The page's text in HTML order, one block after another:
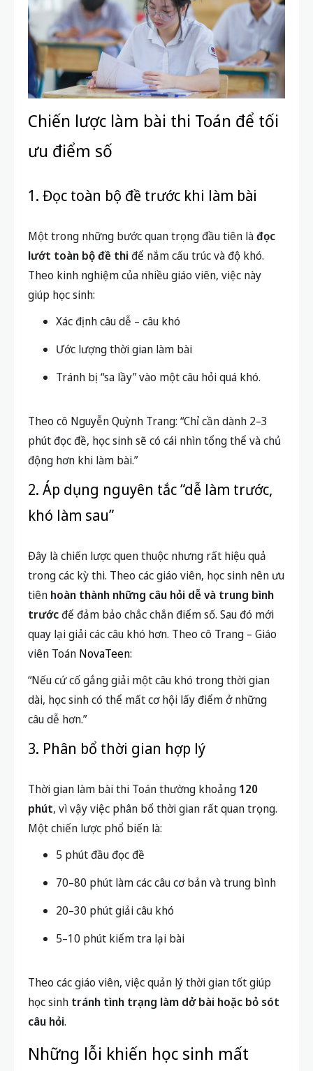
Chiến lược làm bài thi Toán để tối
ưu điểm số
1. Đọc toàn bộ đề trước khi làm bài
Một trong những bước quan trọng đầu tiên làđọc
lướt toàn bộ đề thiđể nắm cấu trúc và độ khó.
Theo kinh nghiệm của nhiều giáo viên, việc này
giúp học sinh:
Xác định câu dễ – câu khó
Ước lượng thời gian làm bài
Tránh bị “sa lầy” vào một câu hỏi quá khó.
Theo cô Nguyễn Quỳnh Trang: “Chỉ cần dành 2–3
phút đọc đề, học sinh sẽ có cái nhìn tổng thể và chủ
động hơn khi làm bài.”
2. Áp dụng nguyên tắc “dễ làm trước,
khó làm sau”
Đây là chiến lược quen thuộc nhưng rất hiệu quả
trong các kỳ thi. Theo các giáo viên, học sinh nên ưu
tiên hoàn thành những câu hỏi dễ và trung bình
trướcđể đảm bảo chắc chắn điểm số. Sau đó mới
quay lại giải các câu khó hơn. Theo cô Trang – Giáo
viên Toán NovaTeen:
“Nếu cứ cố gắng giải một câu khó trong thời gian
dài, học sinh có thể mất cơ hội lấy điểm ở những
câu dễ hơn.”
3. Phân bổ thời gian hợp lý
Thời gian làm bài thi Toán thường khoảng 120
phút, vì vậy việc phân bổ thời gian rất quan trọng.
Một chiến lược phổ biến là:
5 phút đầu đọc đề
70–80 phút làm các câu cơ bản và trung bình
20–30 phút giải câu khó
5–10 phút kiểm tra lại bài
Theo các giáo viên, việc quản lý thời gian tốt giúp
học sinh tránh tình trạng làm dở bài hoặc bỏ sót
câu hỏi.
Những lỗi khiến học sinh mất